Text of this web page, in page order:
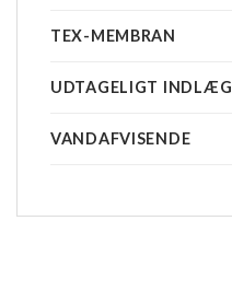
TEX-MEMBRAN
UDTAGELIGT INDLÆG
VANDAFVISENDE